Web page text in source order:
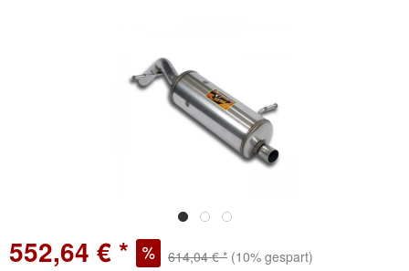
552,64 € * 614,04 € * (10% gespart)